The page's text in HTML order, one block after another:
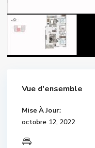
Vue d'ensemble
Mise À Jour:
octobre 12, 2022